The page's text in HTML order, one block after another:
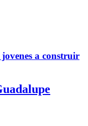
a construir